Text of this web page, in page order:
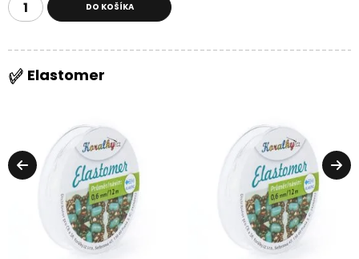
DO KOŠÍKA
Elastomer